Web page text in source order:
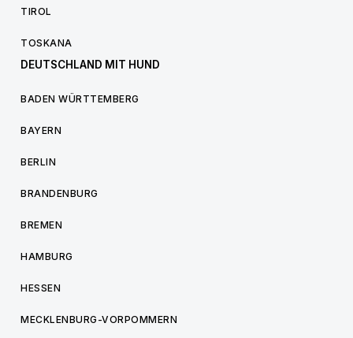
TIROL
TOSKANA
DEUTSCHLAND MIT HUND
BADEN WÜRTTEMBERG
BAYERN
BERLIN
BRANDENBURG
BREMEN
HAMBURG
HESSEN
MECKLENBURG-VORPOMMERN